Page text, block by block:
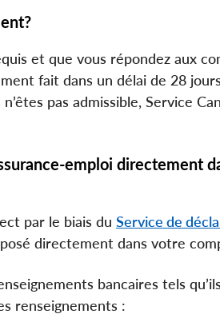
et que vous répondez aux
fait dans un délai de 28
pas admissible, Service
emploi directement
par le biais du Service de
directement dans votre
bancaires tels
renseignements :